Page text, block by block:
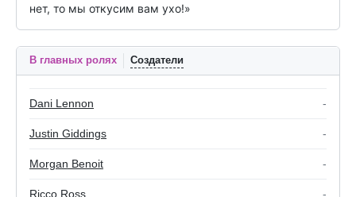
нет, то мы откусим вам ухо!»
В главных ролях Создатели
Dani Lennon -
Justin Giddings -
Morgan Benoit -
Ricco Ross -